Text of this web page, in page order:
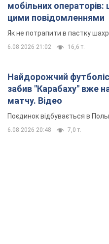
мобільних операторів:
цими повідомленнями
Як не потрапити в пастку
6.08.2026 21:02 16,6 т.
Найдорожчий
забив "Карабаху" вже
матчу. Відео
Поєдинок відбувається в
6.08.2026 20:48 7,0 т.